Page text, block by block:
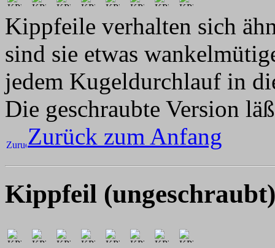
Kippfeile verhalten sich
sind sie etwas
jedem Kugeldurchlauf in
Die geschraubte Version
Zurück zum Anfang
Kippfeil (ungeschraubt)